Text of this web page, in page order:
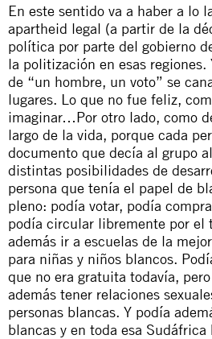
En este sentido va a haber a lo
apartheid legal (a partir de la
política por parte del gobierno
la politización en esas regiones.
de “un hombre, un voto” se
lugares. Lo que no fue feliz,
imaginar…Por otro lado, como
largo de la vida, porque cada
documento que decía al grupo
distintas posibilidades de
persona que tenía el papel de
pleno: podía votar, podía
podía circular libremente por el
además ir a escuelas de la
para niñas y niños blancos.
que no era gratuita todavía,
además tener relaciones
personas blancas. Y podía
blancas y en toda esa Sudáfrica